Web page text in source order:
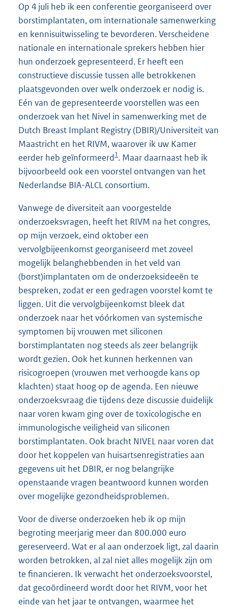
Op 4 juli heb ik een conferentie georganiseerd over
borstimplantaten, om internationale samenwerking
en kennisuitwisseling te bevorderen. Verscheidene
nationale en internationale sprekers hebben hier
hun onderzoek gepresenteerd. Er heeft een
constructieve discussie tussen alle betrokkenen
plaatsgevonden over welk onderzoek er nodig is.
Eén van de gepresenteerde voorstellen was een
onderzoek van het Nivel in samenwerking met de
Dutch Breast Implant Registry (DBIR)/Universiteit van
Maastricht en het RIVM, waarover ik uw Kamer
eerder heb geïnformeerd1. Maar daarnaast heb ik
bijvoorbeeld ook een voorstel ontvangen van het
Nederlandse BIA-ALCL consortium.
Vanwege de diversiteit aan voorgestelde
onderzoeksvragen, heeft het RIVM na het congres,
op mijn verzoek, eind oktober een
vervolgbijeenkomst georganiseerd met zoveel
mogelijk belanghebbenden in het veld van
(borst)implantaten om de onderzoeksideeën te
bespreken, zodat er een gedragen voorstel komt te
liggen. Uit die vervolgbijeenkomst bleek dat
onderzoek naar het vóórkomen van systemische
symptomen bij vrouwen met siliconen
borstimplantaten nog steeds als zeer belangrijk
wordt gezien. Ook het kunnen herkennen van
risicogroepen (vrouwen met verhoogde kans op
klachten) staat hoog op de agenda. Een nieuwe
onderzoeksvraag die tijdens deze discussie duidelijk
naar voren kwam ging over de toxicologische en
immunologische veiligheid van siliconen
borstimplantaten. Ook bracht NIVEL naar voren dat
door het koppelen van huisartsenregistraties aan
gegevens uit het DBIR, er nog belangrijke
openstaande vragen beantwoord kunnen worden
over mogelijke gezondheidsproblemen.
Voor de diverse onderzoeken heb ik op mijn
begroting meerjarig meer dan 800.000 euro
gereserveerd. Wat er al aan onderzoek ligt, zal daarin
worden betrokken, al zal niet alles mogelijk zijn om
te financieren. Ik verwacht het onderzoeksvoorstel,
dat gecoördineerd wordt door het RIVM, voor het
einde van het jaar te ontvangen, waarmee het